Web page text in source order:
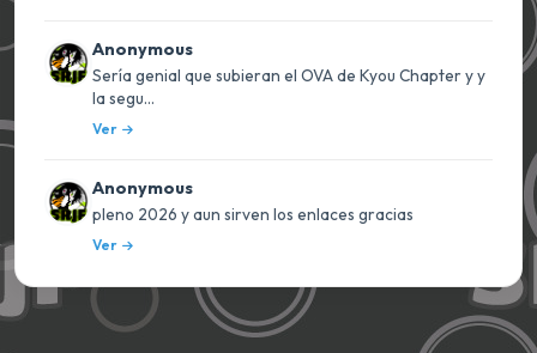
Anonymous
Sería genial que subieran el OVA de Kyou Chapter y y
la segu...
Ver
Anonymous
pleno 2026 y aun sirven los enlaces gracias
Ver